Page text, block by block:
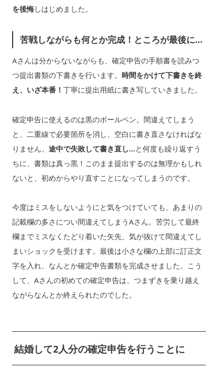
を後悔しはじめました。
苦戦しながらも何とか完成！ところが最後に…
Aさんは分からないながらも、確定申告の手順書を読みつ
つ提出書類の下書きを行います。 時間をかけて下書きを終
え、いざ本番！ 丁寧に提出用紙に書き写していきました。
確定申告に使えるのは黒のボールペン。間違えてしまう
と、二重線で必要箇所を消し、空白に書き直さなければな
りません。 途中で失敗して書き直し…と何度も繰り返すう
ちに、書類は真っ黒！このまま提出するのは無理かもしれ
ないと、初めからやり直すことになってしまうのです。
今度はミスをしないようにと気をつけていても、あまりの
記載欄の多さについ間違えてしまうAさん。苦労して最終
欄までミスなくたどり着いた矢先、気が抜けて間違えてし
まいショックを受けます。最後は小さな欄の上部に訂正文
字を入れ、なんとか確定申告書類を完成させました。こう
して、Aさんの初めての確定申告は、つまずきを乗り越え
ながらなんとか終えられたのでした。
結婚して2人分の確定申告を行うことに